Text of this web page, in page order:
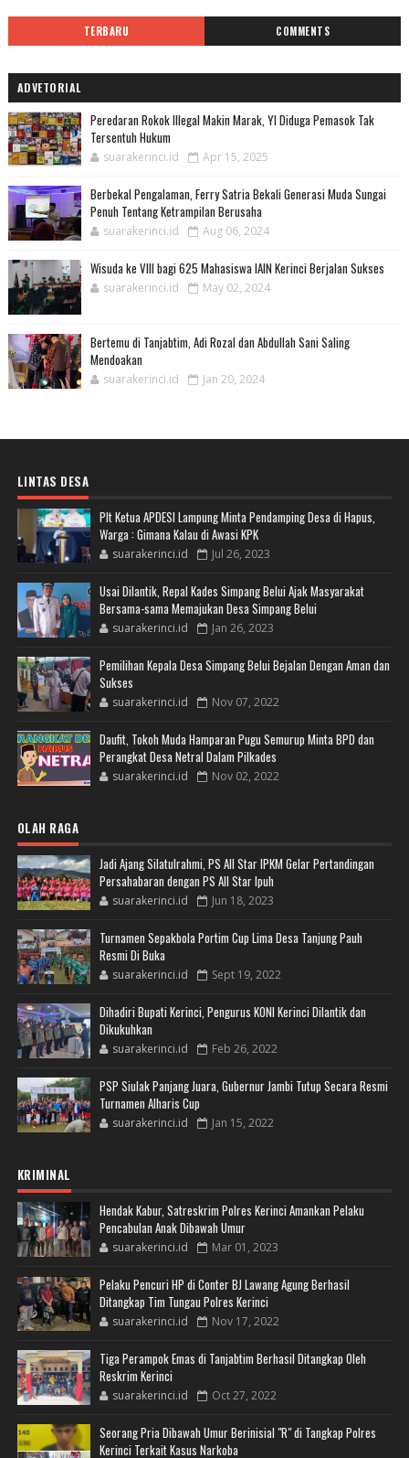
TERBARU COMMENTS
ADVETORIAL
Peredaran Rokok Illegal Makin Marak, YI Diduga Pemasok Tak
Tersentuh Hukum
suarakerinci.id Apr 15, 2025
Berbekal Pengalaman, Ferry Satria Bekali Generasi Muda Sungai
Penuh Tentang Ketrampilan Berusaha
suarakerinci.id Aug 06, 2024
Wisuda ke VIII bagi 625 Mahasiswa IAIN Kerinci Berjalan Sukses
suarakerinci.id May 02, 2024
Bertemu di Tanjabtim, Adi Rozal dan Abdullah Sani Saling
Mendoakan
suarakerinci.id Jan 20, 2024
LINTAS DESA
Plt Ketua APDESI Lampung Minta Pendamping Desa di Hapus,
Warga : Gimana Kalau di Awasi KPK
suarakerinci.id Jul 26, 2023
Usai Dilantik, Repal Kades Simpang Belui Ajak Masyarakat
Bersama-sama Memajukan Desa Simpang Belui
suarakerinci.id Jan 26, 2023
Pemilihan Kepala Desa Simpang Belui Bejalan Dengan Aman dan
Sukses
suarakerinci.id Nov 07, 2022
Daufit, Tokoh Muda Hamparan Pugu Semurup Minta BPD dan
Perangkat Desa Netral Dalam Pilkades
suarakerinci.id Nov 02, 2022
OLAH RAGA
Jadi Ajang Silatulrahmi, PS All Star IPKM Gelar Pertandingan
Persahabaran dengan PS All Star Ipuh
suarakerinci.id Jun 18, 2023
Turnamen Sepakbola Portim Cup Lima Desa Tanjung Pauh
Resmi Di Buka
suarakerinci.id Sept 19, 2022
Dihadiri Bupati Kerinci, Pengurus KONI Kerinci Dilantik dan
Dikukuhkan
suarakerinci.id Feb 26, 2022
PSP Siulak Panjang Juara, Gubernur Jambi Tutup Secara Resmi
Turnamen Alharis Cup
suarakerinci.id Jan 15, 2022
KRIMINAL
Hendak Kabur, Satreskrim Polres Kerinci Amankan Pelaku
Pencabulan Anak Dibawah Umur
suarakerinci.id Mar 01, 2023
Pelaku Pencuri HP di Conter BJ Lawang Agung Berhasil
Ditangkap Tim Tungau Polres Kerinci
suarakerinci.id Nov 17, 2022
Tiga Perampok Emas di Tanjabtim Berhasil Ditangkap Oleh
Reskrim Kerinci
suarakerinci.id Oct 27, 2022
Seorang Pria Dibawah Umur Berinisial "R" di Tangkap Polres
Kerinci Terkait Kasus Narkoba